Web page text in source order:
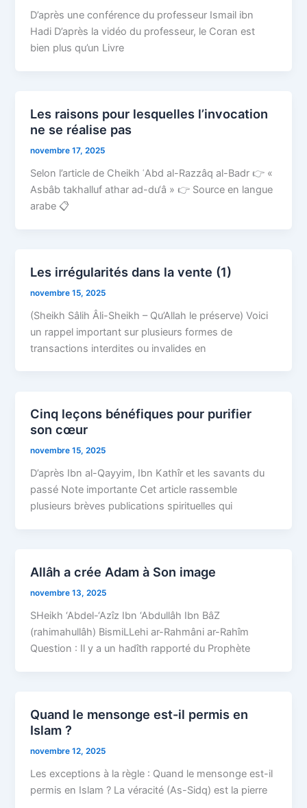
D’après une conférence du professeur Ismail ibn
Hadi D’après la vidéo du professeur, le Coran est
bien plus qu’un Livre
Les raisons pour lesquelles l’invocation
ne se réalise pas
novembre 17, 2025
Selon l’article de Cheikh ʿAbd al-Razzâq al-Badr 👉 «
Asbâb takhalluf athar ad-du‘â » 👉 Source en langue
arabe 📋
Les irrégularités dans la vente (1)
novembre 15, 2025
(Sheikh Sâlih Âli-Sheikh – Qu’Allah le préserve) Voici
un rappel important sur plusieurs formes de
transactions interdites ou invalides en
Cinq leçons bénéfiques pour purifier
son cœur
novembre 15, 2025
D’après Ibn al-Qayyim, Ibn Kathîr et les savants du
passé Note importante Cet article rassemble
plusieurs brèves publications spirituelles qui
Allâh a crée Adam à Son image
novembre 13, 2025
SHeikh ‘Abdel-‘Azîz Ibn ‘Abdullâh Ibn BâZ
(rahimahullâh) BismiLLehi ar-Rahmâni ar-Rahîm
Question : Il y a un hadîth rapporté du Prophète
Quand le mensonge est-il permis en
Islam ?
novembre 12, 2025
Les exceptions à la règle : Quand le mensonge est-il
permis en Islam ? La véracité (As-Sidq) est la pierre